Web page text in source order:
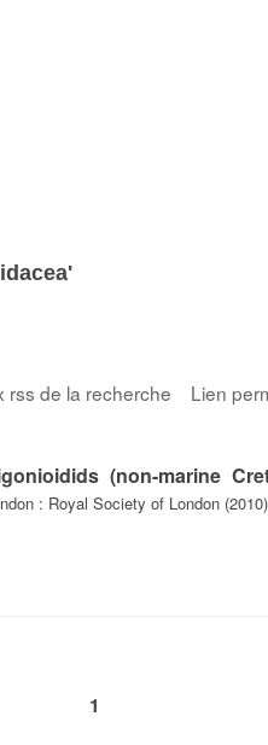
rss de la recherche Lien
(non-marine
: Royal Society of London (2010)
1